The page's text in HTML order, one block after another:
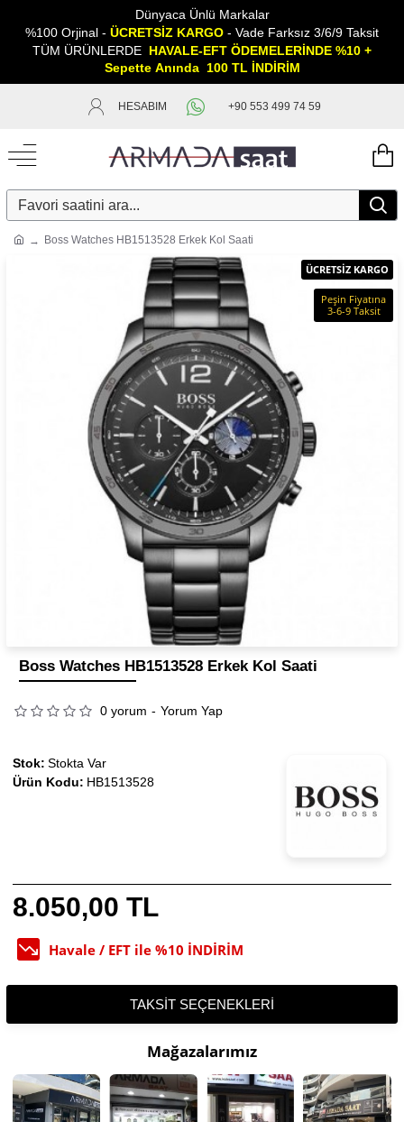
Dünyaca Ünlü Markalar
%100 Orjinal - ÜCRETSİZ KARGO - Vade Farksız 3/6/9 Taksit
TÜM ÜRÜNLERDE HAVALE-EFT ÖDEMELERİNDE %10 +
Sepette Anında 100 TL İNDİRİM
HESABIM +90 553 499 74 59
Boss Watches HB1513528 Erkek Kol Saati
ÜCRETSİZ KARGO
Peşin Fiyatına
3-6-9 Taksit
Boss Watches HB1513528 Erkek Kol Saati
0 yorum - Yorum Yap
8.050,00 TL
Havale / EFT ile %10 İNDİRİM
Stok: Stokta Var
Ürün Kodu: HB1513528
TAKSIT SEÇENEKLERI
Mağazalarımız